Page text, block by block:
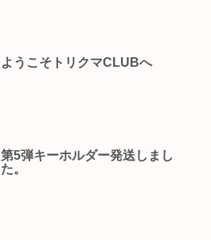
ようこそトリクマCLUBへ
第5弾キーホルダー発送しまし
た。